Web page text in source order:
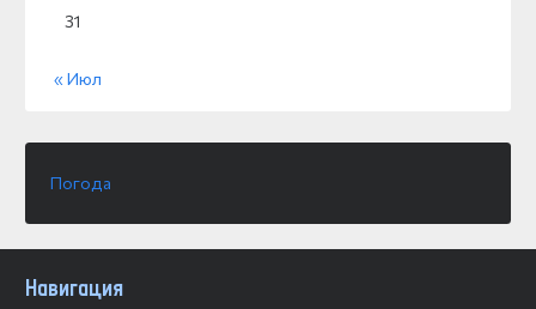
31
« Июл
Погода
Навигация